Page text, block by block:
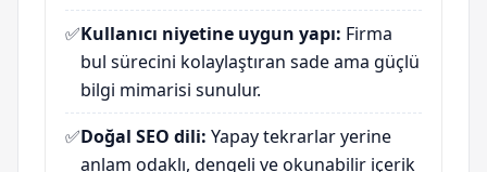
✅Kullanıcı niyetine uygun yapı: Firma
bul sürecini kolaylaştıran sade ama güçlü
bilgi mimarisi sunulur.
✅Doğal SEO dili: Yapay tekrarlar yerine
anlam odaklı, dengeli ve okunabilir içerik